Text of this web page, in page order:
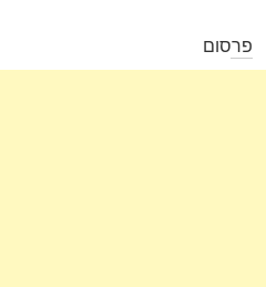
פרסום